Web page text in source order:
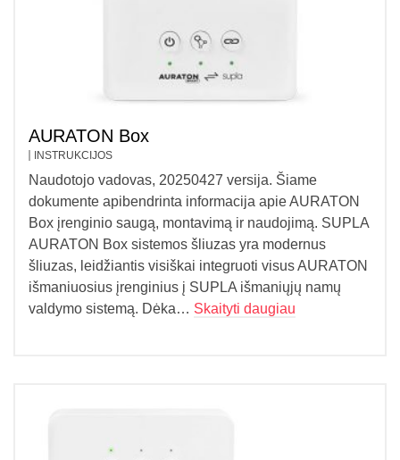
AURATON Box
INSTRUKCIJOS
Naudotojo vadovas, 20250427 versija. Šiame
dokumente apibendrinta informacija apie AURATON
Box įrenginio saugą, montavimą ir naudojimą. SUPLA
AURATON Box sistemos šliuzas yra modernus
šliuzas, leidžiantis visiškai integruoti visus AURATON
išmaniuosius įrenginius į SUPLA išmaniųjų namų
valdymo sistemą. Dėka… Skaityti daugiau